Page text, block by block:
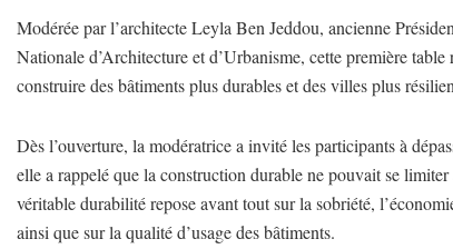
Modérée par l’architecte Leyla Ben Jeddou, ancienne
Nationale d’Architecture et d’Urbanisme, cette première
construire des bâtiments plus durables et des villes plus
Dès l’ouverture, la modératrice a invité les participants à
elle a rappelé que la construction durable ne pouvait se
véritable durabilité repose avant tout sur la sobriété,
ainsi que sur la qualité d’usage des bâtiments.